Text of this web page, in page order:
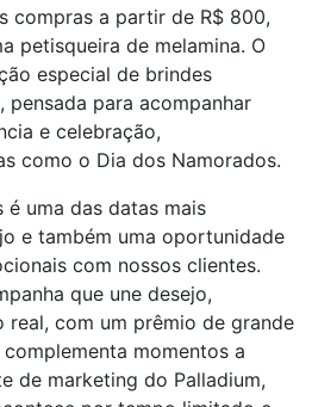
compras a partir de R$ 800,
petisqueira de melamina. O
especial de brindes
para acompanhar
e celebração,
como o Dia dos Namorados.
é uma das datas mais
e também uma oportunidade
com nossos clientes.
que une desejo,
com um prêmio de grande
momentos a
de marketing do Palladium,